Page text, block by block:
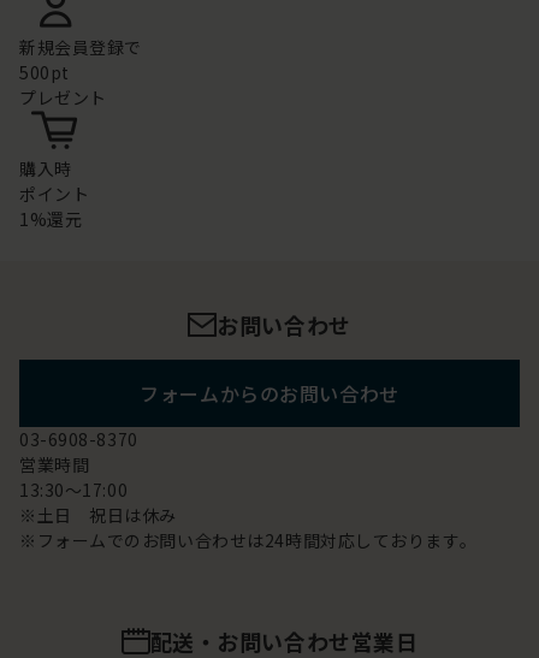
新規会員登録で
500pt
プレゼント
購入時
ポイント
1%還元
お問い合わせ
フォームからのお問い合わせ
03-6908-8370
営業時間
13:30～17:00
※土日 祝日は休み
※フォームでのお問い合わせは24時間対応しております。
配送・お問い合わせ営業日